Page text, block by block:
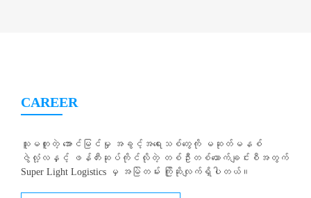
CAREER
သူမတူတဲ့ အောင်မြင်မှု အခွင့်အရေးသစ်တွေကို မဆုတ်မနစ်
ဇွဲလုံ့လနှင့် ဖန်တီးဆုပ်ကိုင်လိုတဲ့ တစ်ဦးတစ်ယောက်ချင်းစီအတွက်
Super Light Logistics မှ အမြဲတမ်း ကြိုဆိုလျက်ရှိပါတယ်။